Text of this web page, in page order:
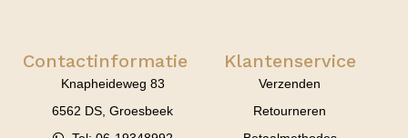
Contactinformatie
Knapheideweg 83
6562 DS, Groesbeek
Klantenservice
Verzenden
Retourneren